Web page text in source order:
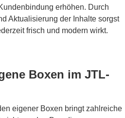
erhöhen. Durch
Aktualisierung der Inhalte sorgst
frisch und modern wirkt.
Boxen im JTL-
eigener Boxen bringt zahlreiche